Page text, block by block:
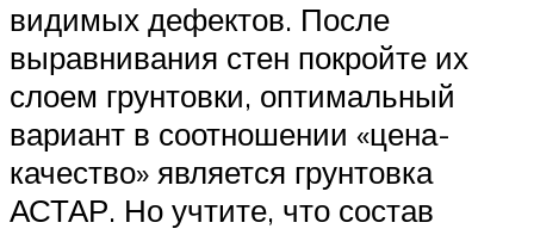
видимых дефектов. После
выравнивания стен покройте их
слоем грунтовки, оптимальный
вариант в соотношении «цена-
качество» является грунтовка
АСТАР. Но учтите, что состав